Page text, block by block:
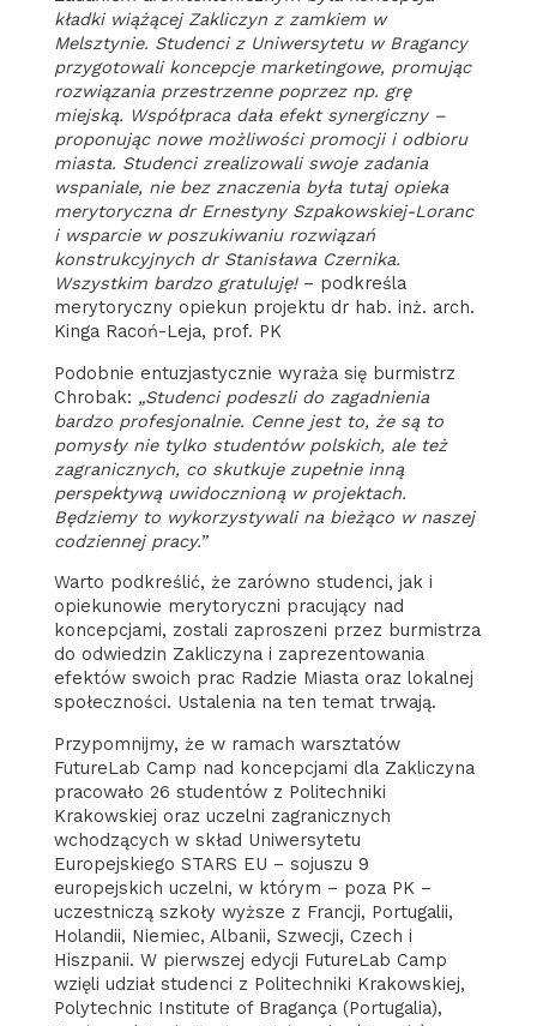
kładki wiążącej Zakliczyn z zamkiem w
Melsztynie. Studenci z Uniwersytetu w Bragancy
przygotowali koncepcje marketingowe, promując
rozwiązania przestrzenne poprzez np. grę
miejską. Współpraca dała efekt synergiczny –
proponując nowe możliwości promocji i odbioru
miasta. Studenci zrealizowali swoje zadania
wspaniale, nie bez znaczenia była tutaj opieka
merytoryczna dr Ernestyny Szpakowskiej-Loranc
i wsparcie w poszukiwaniu rozwiązań
konstrukcyjnych dr Stanisława Czernika.
Wszystkim bardzo gratuluję! – podkreśla
merytoryczny opiekun projektu dr hab. inż. arch.
Kinga Racoń-Leja, prof. PK
Podobnie entuzjastycznie wyraża się burmistrz
Chrobak: „Studenci podeszli do zagadnienia
bardzo profesjonalnie. Cenne jest to, że są to
pomysły nie tylko studentów polskich, ale też
zagranicznych, co skutkuje zupełnie inną
perspektywą uwidocznioną w projektach.
Będziemy to wykorzystywali na bieżąco w naszej
codziennej pracy.”
Warto podkreślić, że zarówno studenci, jak i
opiekunowie merytoryczni pracujący nad
koncepcjami, zostali zaproszeni przez burmistrza
do odwiedzin Zakliczyna i zaprezentowania
efektów swoich prac Radzie Miasta oraz lokalnej
społeczności. Ustalenia na ten temat trwają.
Przypomnijmy, że w ramach warsztatów
FutureLab Camp nad koncepcjami dla Zakliczyna
pracowało 26 studentów z Politechniki
Krakowskiej oraz uczelni zagranicznych
wchodzących w skład Uniwersytetu
Europejskiego STARS EU – sojuszu 9
europejskich uczelni, w którym – poza PK –
uczestniczą szkoły wyższe z Francji, Portugalii,
Holandii, Niemiec, Albanii, Szwecji, Czech i
Hiszpanii. W pierwszej edycji FutureLab Camp
wzięli udział studenci z Politechniki Krakowskiej,
Polytechnic Institute of Bragança (Portugalia),